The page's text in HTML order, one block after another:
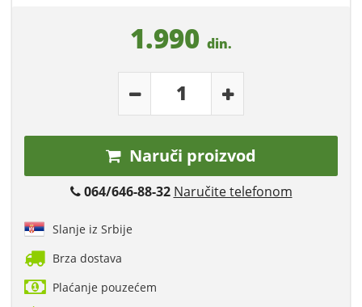
1.990 din.
Naruči proizvod
064/646-88-32 Naručite telefonom
Slanje iz Srbije
Brza dostava
Plaćanje pouzećem